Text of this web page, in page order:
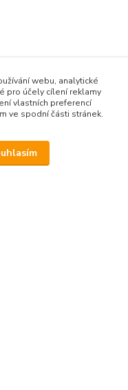
webu, analytické
pro účely cílení reklamy
vlastních preferencí
ve spodní části stránek.